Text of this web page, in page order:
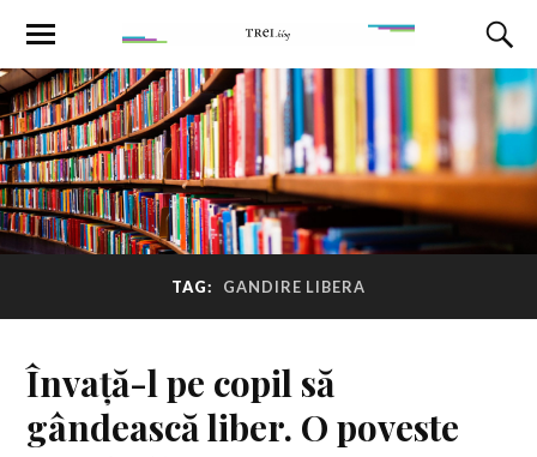
TAG: GANDIRE LIBERA
Învață-l pe copil să
gândească liber. O poveste